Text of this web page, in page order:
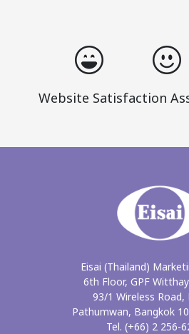
Website Satisfaction
Eisai (Thailand)
6th Floor, GPF
93/1 Wireless Road,
Pathumwan, Bangkok
Tel. (+66) 2 256-